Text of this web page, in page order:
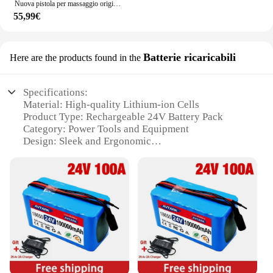
Nuova pistola per massaggio originale 24V 6800Mah/batteria per pistola a Fascia per vari tipi di pistole per massaggio/pistole per Fascia batteria agli ioni di litio
55,99€
Here are the products found in the Batterie ricaricabili
Specifications:
Material: High-quality Lithium-ion Cells
Product Type: Rechargeable 24V Battery Pack
Category: Power Tools and Equipment
Design: Sleek and Ergonomic
Applicable Scenarios: Wide Range of Industrial and
Commercial Applications
Size and Weight: Compact and Lightweight for Easy
Handling
Features:
**Unmatched Durability and Performance**
The batteria 24v is meticulously crafted from high-
grade lithium-ion cells, ensuring a robust and